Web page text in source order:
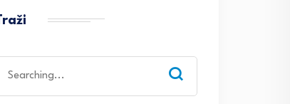
for: